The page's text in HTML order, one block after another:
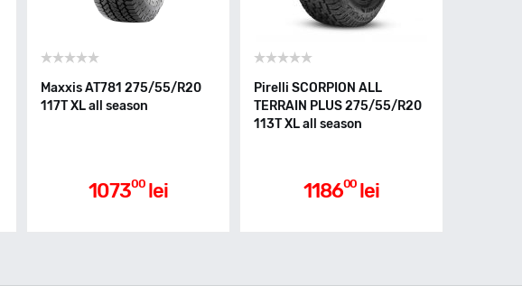
Maxxis AT781 275/55/R20
117T XL all season
107300 lei
Pirelli SCORPION ALL
TERRAIN PLUS 275/55/R20
113T XL all season
118600 lei